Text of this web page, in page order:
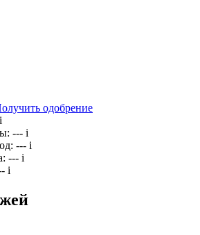
одобрение
i
--- i
--- i
--- i
i